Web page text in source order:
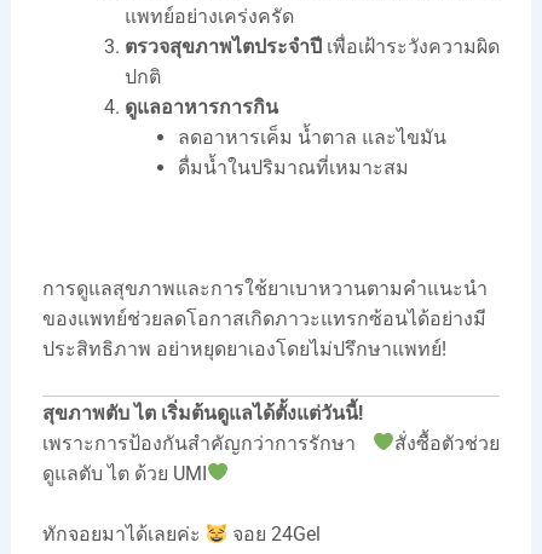
แพทย์อย่างเคร่งครัด
ตรวจสุขภาพไตประจำปี เพื่อเฝ้าระวังความผิด
ปกติ
ดูแลอาหารการกิน
ลดอาหารเค็ม น้ำตาล และไขมัน
ดื่มน้ำในปริมาณที่เหมาะสม
การดูแลสุขภาพและการใช้ยาเบาหวานตามคำแนะนำ
ของแพทย์ช่วยลดโอกาสเกิดภาวะแทรกซ้อนได้อย่างมี
ประสิทธิภาพ อย่าหยุดยาเองโดยไม่ปรึกษาแพทย์!
สุขภาพตับ ไต เริ่มต้นดูแลได้ตั้งแต่วันนี้!
เพราะการป้องกันสำคัญกว่าการรักษา
สั่งซื้อตัวช่วย
ดูแลตับ ไต ด้วย UMI
ทักจอยมาได้เลยค่ะ จอย 24Gel